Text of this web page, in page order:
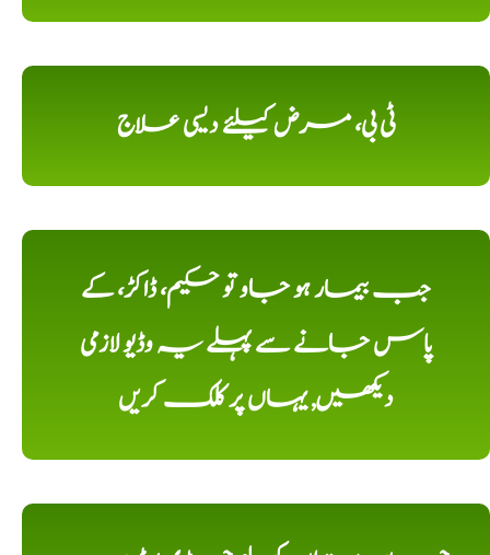
ٹی بی، مرض کیلئے دیسی علاج
جب بیمار ہو جاو تو حکیم، ڈاکڑ، کے
پاس جانے سے پہلے یہ وڈیو لازمی
دیکھیں, یہاں پر کلک کریں